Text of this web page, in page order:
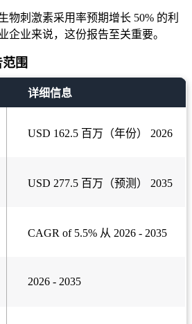
物刺激素采用率预期增长 50% 的利
企业来说，这份报告至关重要。
围
详细信息
USD 162.5 百万（年份） 2026
USD 277.5 百万（预测） 2035
CAGR of 5.5% 从 2026 - 2035
2026 - 2035